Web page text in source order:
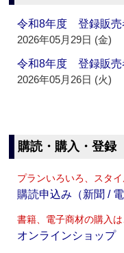
令和8年度 登録販
2026年05月29日 (金)
令和8年度 登録販
2026年05月26日 (火)
購読・購入・登録
プランいろいろ、スタ
購読申込み（新聞 / 電
書籍、電子商材の購入は
オンラインショップ